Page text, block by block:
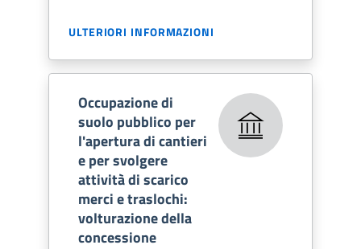
ULTERIORI INFORMAZIONI
Occupazione di
suolo pubblico per
l'apertura di cantieri
e per svolgere
attività di scarico
merci e traslochi:
volturazione della
concessione